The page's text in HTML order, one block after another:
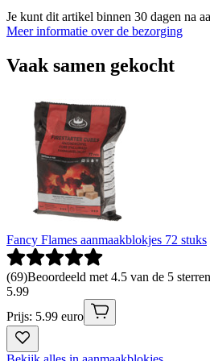
Je kunt dit artikel binnen 30 dagen na
Meer informatie over de bezorging
Vaak samen gekocht
Fancy Flames aanmaakblokjes 72 stuks
(69)Beoordeeld met 4.5 van de 5
5.99
Prijs: 5.99 euro